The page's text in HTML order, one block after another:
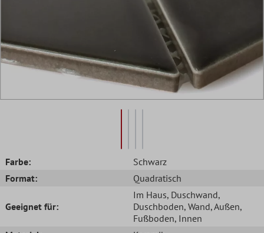
Farbe:
Schwarz
Format:
Quadratisch
Geeignet für:
Im Haus, Duschwand,
Duschboden, Wand, Außen,
Fußboden, Innen